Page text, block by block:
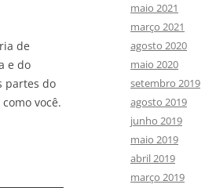
de
e do
partes do
você.
maio 2021
março 2021
agosto 2020
maio 2020
setembro 2019
agosto 2019
junho 2019
maio 2019
abril 2019
março 2019